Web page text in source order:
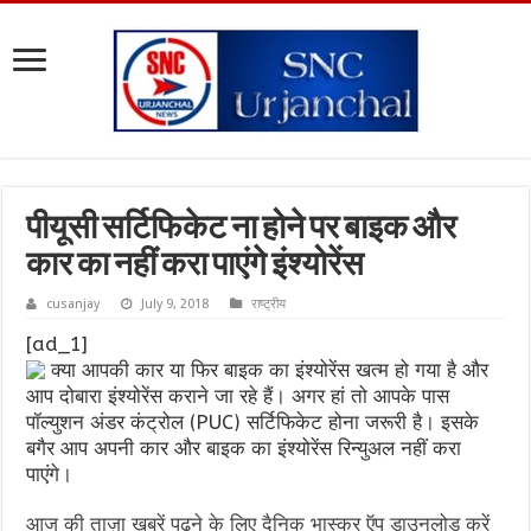
पीयूसी सर्टिफिकेट ना होने पर बाइक और
कार का नहीं करा पाएंगे इंश्योरेंस
cusanjay July 9, 2018 राष्ट्रीय
[ad_1]
क्या आपकी कार या फिर बाइक का इंश्योरेंस खत्म हो गया है और
आप दोबारा इंश्योरेंस कराने जा रहे हैं। अगर हां तो आपके पास
पॉल्युशन अंडर कंट्रोल (PUC) सर्टिफिकेट होना जरूरी है। इसके
बगैर आप अपनी कार और बाइक का इंश्योरेंस रिन्युअल नहीं करा
पाएंगे।
आज की ताज़ा ख़बरें पढ़ने के लिए दैनिक भास्कर ऍप डाउनलोड करें